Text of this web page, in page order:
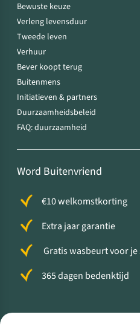
Bewuste keuze
Verleng levensduur
Tweede leven
Verhuur
Bever koopt terug
Buitenmens
Initiatieven & partners
Duurzaamheidsbeleid
FAQ: duurzaamheid
Word Buitenvriend
€10 welkomstkorting
Extra jaar garantie
Gratis wasbeurt voor je
365 dagen bedenktijd